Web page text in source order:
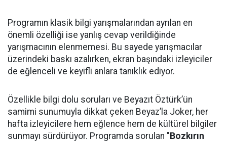
Programın klasik bilgi yarışmalarından ayrılan en
önemli özelliği ise yanlış cevap verildiğinde
yarışmacının elenmemesi. Bu sayede yarışmacılar
üzerindeki baskı azalırken, ekran başındaki izleyiciler
de eğlenceli ve keyifli anlara tanıklık ediyor.
Özellikle bilgi dolu soruları ve Beyazıt Öztürk’ün
samimi sunumuyla dikkat çeken Beyaz’la Joker, her
hafta izleyicilere hem eğlence hem de kültürel bilgiler
sunmayı sürdürüyor. Programda sorulan " Bozkırın